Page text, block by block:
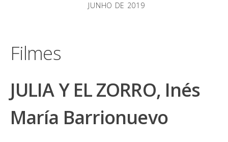
JUNHO DE 2019
Filmes
JULIA Y EL ZORRO, Inés
María Barrionuevo